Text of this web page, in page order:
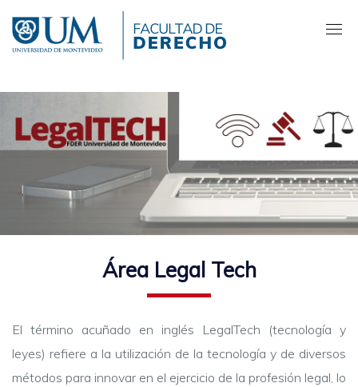
contenido
principal
Área Legal Tech
El término acuñado en inglés LegalTech (tecnología y
leyes) refiere a la utilización de la tecnología y de diversos
métodos para innovar en el ejercicio de la profesión legal, lo